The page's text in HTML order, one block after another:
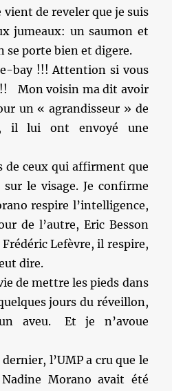
vient de reveler que je suis
jumeaux: un saumon et
se porte bien et digere.
bay !!! Attention si vous
Mon voisin ma dit avoir
un « agrandisseur » de
il lui ont envoyé une
de ceux qui affirment que
le visage. Je confirme
respire l’intelligence,
de l’autre, Eric Besson
Lefèvre, il respire,
dire.
de mettre les pieds dans
jours du réveillon,
aveu. Et je n’avoue
l’UMP a cru que le
Morano avait été